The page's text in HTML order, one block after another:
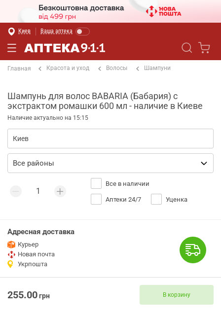
Киев Ваша аптека
Главная Красота и уход Волосы Шампуни
Шампунь для волос BABARIA (Бабария) с
экстрактом ромашки 600 мл - наличие в Киеве
Наличие актуально на 15:15
Все в наличии
Аптеки 24/7 Уценка
Адресная доставка
Курьер
Новая почта
Укрпошта
255.00грн В корзину